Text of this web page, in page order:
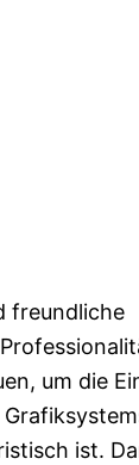
freundliche
um die
ist.